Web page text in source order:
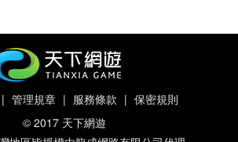
當前擁有票數：
| 管理規章 | 服務條款 | 保密規則
© 2017 天下網遊